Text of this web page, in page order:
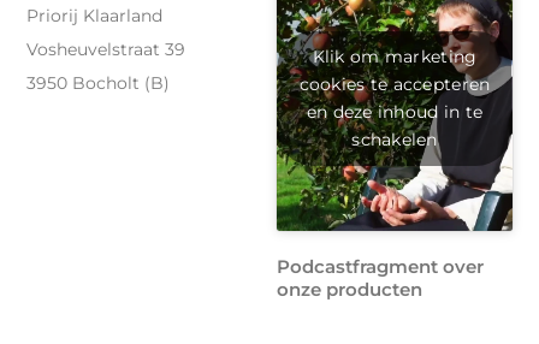
Priorij Klaarland
Vosheuvelstraat 39
3950 Bocholt (B)
Klik om marketing
cookies te accepteren
en deze inhoud in te
schakelen
Podcastfragment over
onze producten